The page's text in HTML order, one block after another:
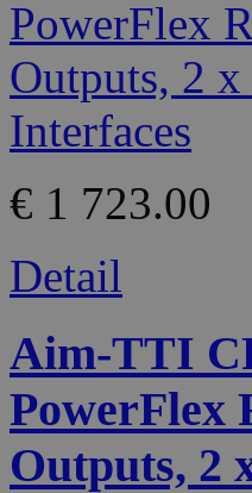
€ 1 723.00
Detail
Aim-TTI
PowerFlex
Outputs, 2